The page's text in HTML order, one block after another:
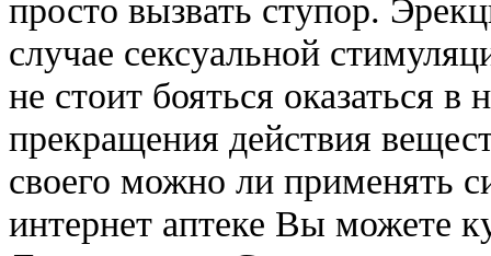
просто вызвать ступор.
случае сексуальной
не стоит бояться оказаться
прекращения действия
своего можно ли применять
интернет аптеке Вы можете